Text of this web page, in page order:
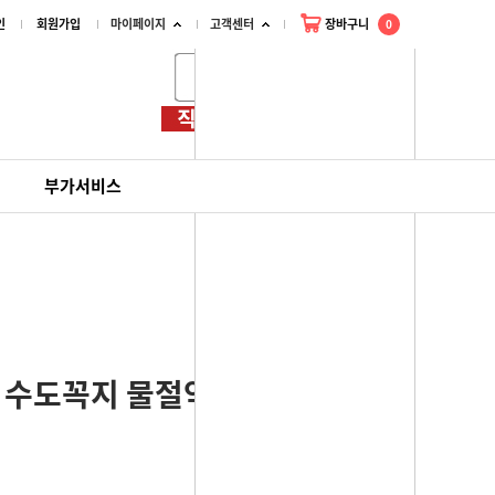
회원가입 마이페이지 고객센터 장바구니 0
부가서비스
꼭지 물절약 수도꼭지